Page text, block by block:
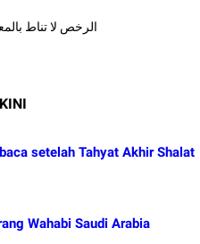
setelah Tahyat Akhir Shalat
Wahabi Saudi Arabia